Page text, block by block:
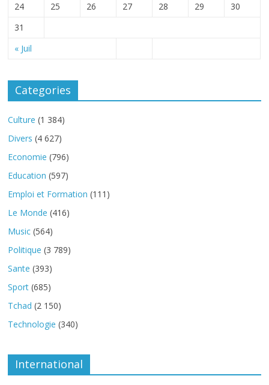
« Juil
24
25 26 27 28 29
30
31
Categories
Culture (1 384)
Divers (4 627)
Economie (796)
Education (597)
Emploi et Formation (111)
Le Monde (416)
Music (564)
Politique (3 789)
Sante (393)
Sport (685)
Tchad (2 150)
Technologie (340)
International